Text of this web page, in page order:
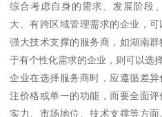
综合考虑自身的需求、发展阶段
大、有跨区域管理需求的企业，
强大技术支撑的服务商，如湖南
于有个性化需求的企业，则可以选
企业在选择服务商时，应遵循差
注价格或单一的功能，而要全面
实力、市场地位、技术支撑等方